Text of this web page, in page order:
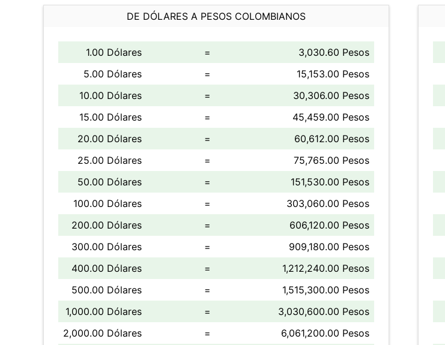
DE DÓLARES A PESOS COLOMBIANOS
1.00 Dólares =
3,030.60 Pesos
5.00 Dólares
=
15,153.00 Pesos
10.00 Dólares
=
30,306.00 Pesos
15.00 Dólares
=
45,459.00 Pesos
20.00 Dólares
=
60,612.00 Pesos
25.00 Dólares
=
75,765.00 Pesos
50.00 Dólares
=
151,530.00 Pesos
100.00 Dólares
=
303,060.00 Pesos
200.00 Dólares
=
606,120.00 Pesos
300.00 Dólares
=
909,180.00 Pesos
400.00 Dólares
=
1,212,240.00 Pesos
500.00 Dólares
=
1,515,300.00 Pesos
1,000.00 Dólares
=
3,030,600.00 Pesos
2,000.00 Dólares
= 6,061,200.00 Pesos